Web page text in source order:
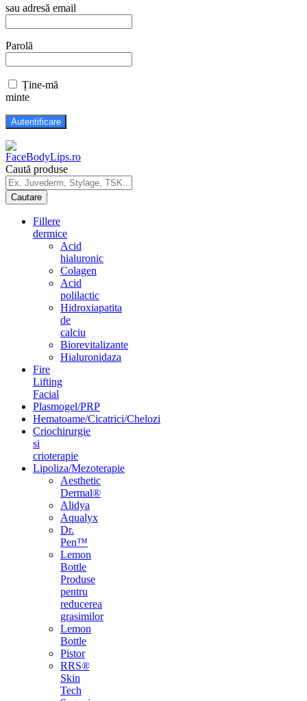
sau adresă email
Parolă
Ține-mă
minte
Caută produse
Fillere
dermice
Acid
hialuronic
Colagen
Acid
polilactic
Hidroxiapatita
de
calciu
Biorevitalizante
Hialuronidaza
Fire
Lifting
Facial
Plasmogel/PRP
Hematoame/Cicatrici/Chelozi
Criochirurgie
si
crioterapie
Lipoliza/Mezoterapie
Aesthetic
Dermal®
Alidya
Aqualyx
Dr.
Pen™
Lemon
Bottle
Produse
pentru
reducerea
grasimilor
Lemon
Bottle
Pistor
RRS®
Skin
Tech